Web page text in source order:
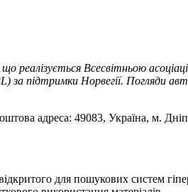
Всесвітньою
підтримки Норвегії. Погляди
адреса: 49083, Україна, м.
для пошукових систем